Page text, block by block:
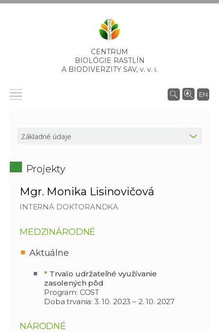
CENTRUM
BIOLÓGIE RASTLÍN
A BIODIVERZITY SAV, v. v. i.
EN
Projekty
Mgr. Monika Lisinovičová
INTERNÁ DOKTORANDKA
MEDZINÁRODNÉ
Aktuálne
*Trvalo udržateľné využívanie
zasolených pôd
Program: COST
Doba trvania: 3. 10. 2023 – 2. 10. 2027
NÁRODNÉ